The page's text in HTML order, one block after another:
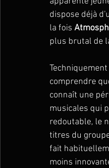
dispose déjà
la fois
plus brutal de
comprendre
connaît une
musicales qui
redoutable, le
titres du
fait
moins